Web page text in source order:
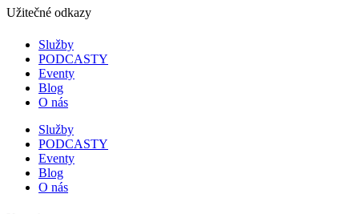
Užitečné odkazy
Služby
PODCASTY
Eventy
Blog
O nás
Služby
PODCASTY
Eventy
Blog
O nás